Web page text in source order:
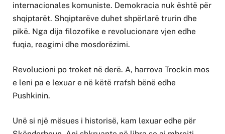
internacionales komuniste. Demokracia nuk është për
shqiptarët. Shqiptarëve duhet shpërlarë trurin dhe
pikë. Nga dija filozofike e revolucionare vjen edhe
fuqia, reagimi dhe mosdorëzimi.
Revolucioni po troket në derë. A, harrova Trockin mos
e leni pa e lexuar e në këtë rrafsh bënë edhe
Pushkinin.
Unë si një mësues i historisë, kam lexuar edhe për